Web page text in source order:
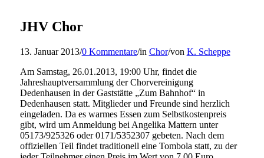
JHV Chor
13. Januar 2013/0 Kommentare/in Chor/von K. Scheppe
Am Samstag, 26.01.2013, 19:00 Uhr, findet die
Jahreshauptversammlung der Chorvereinigung
Dedenhausen in der Gaststätte „Zum Bahnhof“ in
Dedenhausen statt. Mitglieder und Freunde sind herzlich
eingeladen. Da es warmes Essen zum Selbstkostenpreis
gibt, wird um Anmeldung bei Angelika Mattern unter
05173/925326 oder 0171/5352307 gebeten. Nach dem
offiziellen Teil findet traditionell eine Tombola statt, zu der